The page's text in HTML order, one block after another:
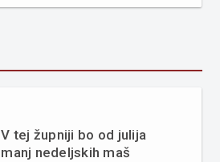
V tej župniji bo od julija
manj nedeljskih maš